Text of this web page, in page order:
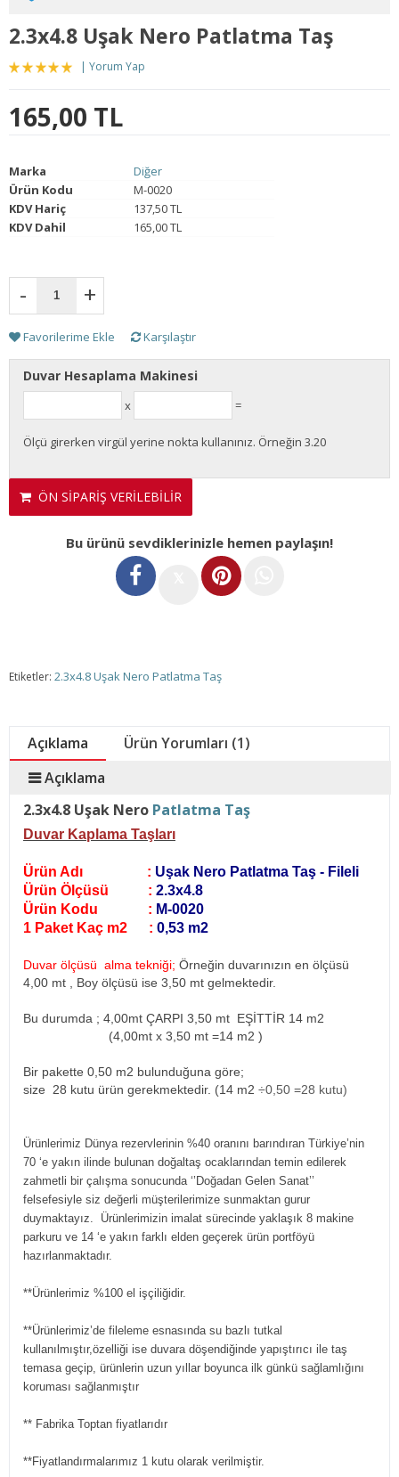
2.3x4.8 Uşak Nero Patlatma Taş
Yorum Yap
165,00 TL
Marka
Diğer
Ürün Kodu
M-0020
KDV Hariç
137,50 TL
KDV Dahil
165,00 TL
- +
Favorilerime Ekle Karşılaştır
Duvar Hesaplama Makinesi
x =
Ölçü girerken virgül yerine nokta kullanınız. Örneğin 3.20
ÖN SİPARİŞ VERİLEBİLİR
Bu ürünü sevdiklerinizle hemen paylaşın!
Etiketler: 2.3x4.8 Uşak Nero Patlatma Taş
Açıklama
Ürün Yorumları (1)
Açıklama
2.3x4.8 Uşak Nero Patlatma Taş
Duvar Kaplama Taşları
Ürün Adı : Uşak Nero Patlatma Taş - Fileli
Ürün Ölçüsü : 2.3x4.8
Ürün Kodu : M-0020
1 Paket Kaç m2 : 0,53 m2
Duvar ölçüsü alma tekniği; Örneğin duvarınızın en ölçüsü
4,00 mt , Boy ölçüsü ise 3,50 mt gelmektedir.
Bu durumda ; 4,00mt ÇARPI 3,50 mt EŞİTTİR 14 m2
(4,00mt x 3,50 mt =14 m2 )
Bir pakette 0,50 m2 bulunduğuna göre;
size 28 kutu ürün gerekmektedir. (14 m2 ÷0,50 =28 kutu)
Ürünlerimiz Dünya rezervlerinin %40 oranını barındıran Türkiye’nin
70 ‘e yakın ilinde bulunan doğaltaş ocaklarından temin edilerek
zahmetli bir çalışma sonucunda ‘’Doğadan Gelen Sanat’’
felsefesiyle siz değerli müşterilerimize sunmaktan gurur
duymaktayız. Ürünlerimizin imalat sürecinde yaklaşık 8 makine
parkuru ve 14 ‘e yakın farklı elden geçerek ürün portföyü
hazırlanmaktadır.
**Ürünlerimiz %100 el işçiliğidir.
**Ürünlerimiz’de fileleme esnasında su bazlı tutkal
kullanılmıştır,özelliği ise duvara döşendiğinde yapıştırıcı ile taş
temasa geçip, ürünlerin uzun yıllar boyunca ilk günkü sağlamlığını
koruması sağlanmıştır
** Fabrika Toptan fiyatlarıdır
**Fiyatlandırmalarımız 1 kutu olarak verilmiştir.